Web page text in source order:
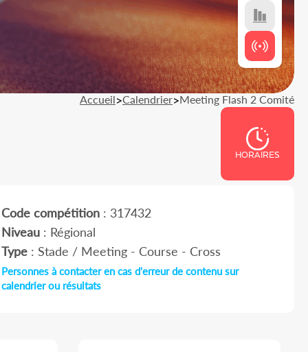
Accueil>Calendrier>Meeting Flash 2 Comité
HORAIRES
Code compétition: 317432
Niveau: Régional
Type: Stade / Meeting - Course - Cross
Personnes à contacter en cas d'erreur de contenu sur
calendrier ou résultats